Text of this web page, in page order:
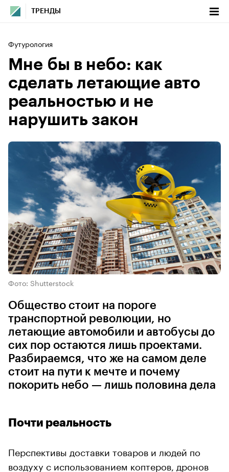
ТРЕНДЫ
Футурология
Мне бы в небо: как
сделать летающие авто
реальностью и не
нарушить закон
Фото: Shutterstock
Общество стоит на пороге
транспортной революции, но
летающие автомобили и автобусы до
сих пор остаются лишь проектами.
Разбираемся, что же на самом деле
стоит на пути к мечте и почему
покорить небо — лишь половина дела
Почти реальность
Перспективы доставки товаров и людей по
воздуху с использованием коптеров, дронов